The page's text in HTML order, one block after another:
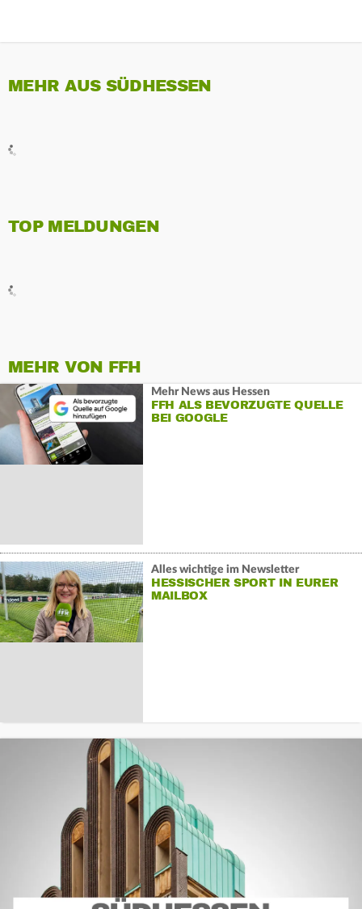
MEHR AUS SÜDHESSEN
TOP MELDUNGEN
MEHR VON FFH
Mehr News aus Hessen
FFH ALS BEVORZUGTE QUELLE
BEI GOOGLE
Alles wichtige im Newsletter
HESSISCHER SPORT IN EURER
MAILBOX